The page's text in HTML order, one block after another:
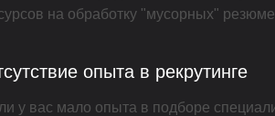
на обработку "мусорных" резюме
опыта в рекрутинге
у вас мало опыта в подборе